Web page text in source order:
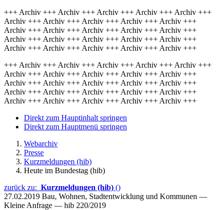
+++ Archiv +++ Archiv +++ Archiv +++ Archiv +++ Archiv +++
Archiv +++ Archiv +++ Archiv +++ Archiv +++ Archiv +++
Archiv +++ Archiv +++ Archiv +++ Archiv +++ Archiv +++
Archiv +++ Archiv +++ Archiv +++ Archiv +++ Archiv +++
Archiv +++ Archiv +++ Archiv +++ Archiv +++ Archiv +++
+++ Archiv +++ Archiv +++ Archiv +++ Archiv +++ Archiv +++
Archiv +++ Archiv +++ Archiv +++ Archiv +++ Archiv +++
Archiv +++ Archiv +++ Archiv +++ Archiv +++ Archiv +++
Archiv +++ Archiv +++ Archiv +++ Archiv +++ Archiv +++
Archiv +++ Archiv +++ Archiv +++ Archiv +++ Archiv +++
Direkt zum Hauptinhalt springen
Direkt zum Hauptmenü springen
Webarchiv
Presse
Kurzmeldungen (hib)
Heute im Bundestag (hib)
zurück zu: Kurzmeldungen (hib) ()
27.02.2019 Bau, Wohnen, Stadtentwicklung und Kommunen —
Kleine Anfrage — hib 220/2019